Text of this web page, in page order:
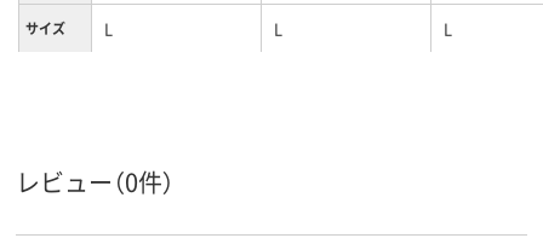
サイズ L L L
レビュー（0件）